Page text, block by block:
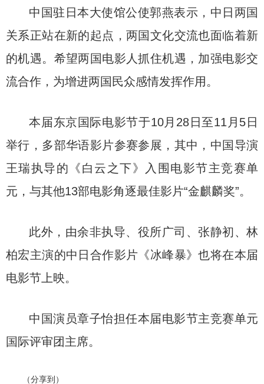
中国驻日本大使馆公使郭燕表示，中日两国
关系正站在新的起点，两国文化交流也面临着新
的机遇。希望两国电影人抓住机遇，加强电影交
流合作，为增进两国民众感情发挥作用。
本届东京国际电影节于10月28日至11月5日
举行，多部华语影片参赛参展，其中，中国导演
王瑞执导的《白云之下》入围电影节主竞赛单
元，与其他13部电影角逐最佳影片“金麒麟奖”。
此外，由余非执导、役所广司、张静初、林
柏宏主演的中日合作影片《冰峰暴》也将在本届
电影节上映。
中国演员章子怡担任本届电影节主竞赛单元
国际评审团主席。
（分享到）